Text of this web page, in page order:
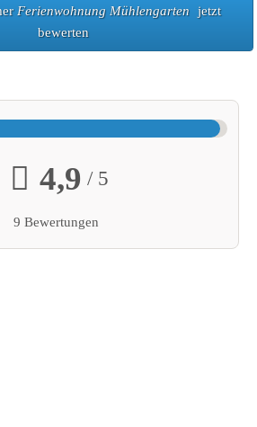
Ferienwohnung Mühlengarten jetzt
bewerten
4,9 / 5
9 Bewertungen